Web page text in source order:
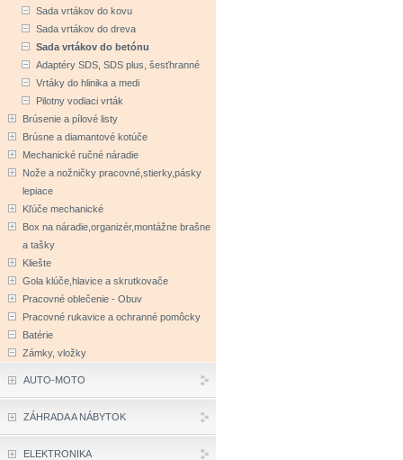
Sada vrtákov do kovu
Sada vrtákov do dreva
Sada vrtákov do betónu
Adaptéry SDS, SDS plus, šesťhranné
Vrtáky do hlinika a medi
Pilotny vodiaci vrták
Brúsenie a pílové listy
Brúsne a diamantové kotúče
Mechanické ručné náradie
Nože a nožničky pracovné,stierky,pásky
lepiace
Kľúče mechanické
Box na náradie,organizér,montážne brašne
a tašky
Kliešte
Gola klúče,hlavice a skrutkovače
Pracovné oblečenie - Obuv
Pracovné rukavice a ochranné pomôcky
Batérie
Zámky, vložky
AUTO-MOTO
ZÁHRADA A NÁBYTOK
ELEKTRONIKA